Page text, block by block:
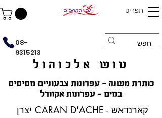
תפריט
08-
9315213
טוש אלכוהול
כותרת משנה - עפרונות צבעוניים מסיסים
במים - עפרונות אקוורל
יצרן CARAN D'ACHE - קארנדאש